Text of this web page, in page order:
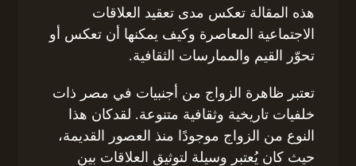
هذه المقالة تعكس مدى تعقيد العلاقات
الاجتماعية المعاصرة وكيف يمكنها أن تعكس أو
تحوّر القيم والممارسات الثقافية.
تعتبر ظاهرة الزواج من أجنبيات في مصر ذات
خلفيات تاريخية وثقافية متنوعة. لقدكان هذا
النوع من الزواج موجودًا منذ العصور القديمة،
حيث كان يُعتبر وسيلة لتوثيق العلاقات بين